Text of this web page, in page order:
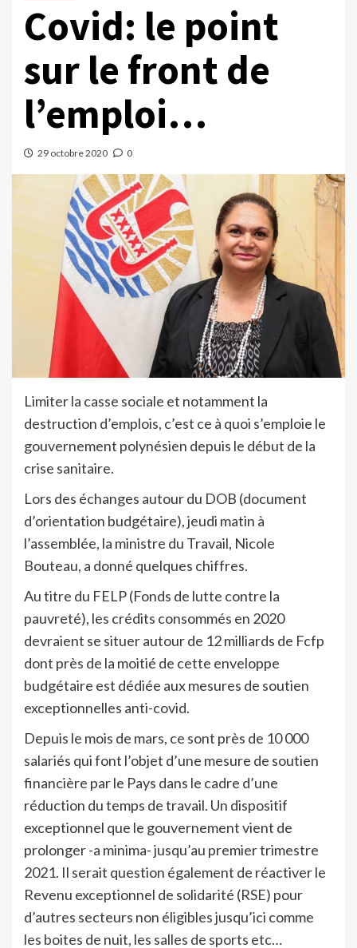
Covid: le point
sur le front de
l’emploi…
29 octobre 2020 0
Limiter la casse sociale et notamment la
destruction d’emplois, c’est ce à quoi s’emploie le
gouvernement polynésien depuis le début de la
crise sanitaire.
Lors des échanges autour du DOB (document
d’orientation budgétaire), jeudi matin à
l’assemblée, la ministre du Travail, Nicole
Bouteau, a donné quelques chiffres.
Au titre du FELP (Fonds de lutte contre la
pauvreté), les crédits consommés en 2020
devraient se situer autour de 12 milliards de Fcfp
dont près de la moitié de cette enveloppe
budgétaire est dédiée aux mesures de soutien
exceptionnelles anti-covid.
Depuis le mois de mars, ce sont près de 10 000
salariés qui font l’objet d’une mesure de soutien
financière par le Pays dans le cadre d’une
réduction du temps de travail. Un dispositif
exceptionnel que le gouvernement vient de
prolonger -a minima- jusqu’au premier trimestre
2021. Il serait question également de réactiver le
Revenu exceptionnel de solidarité (RSE) pour
d’autres secteurs non éligibles jusqu’ici comme
les boites de nuit, les salles de sports etc…